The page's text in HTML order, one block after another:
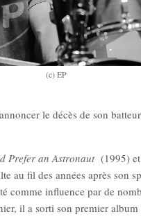
(c) EP
le décès de son
Prefer an Astronaut(1995) et
au fil des années après son
comme influence par de
il a sorti son premier